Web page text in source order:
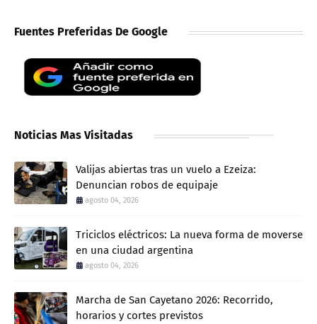
Fuentes Preferidas De Google
Noticias Mas Visitadas
Valijas abiertas tras un vuelo a Ezeiza:
Denuncian robos de equipaje
agosto 04, 2026
Triciclos eléctricos: La nueva forma de moverse
en una ciudad argentina
agosto 04, 2026
Marcha de San Cayetano 2026: Recorrido,
horarios y cortes previstos